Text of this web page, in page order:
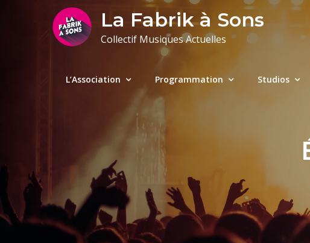
La Fabrik à Sons
Collectif Musiques Actuelles
L’Association Programmation Studios